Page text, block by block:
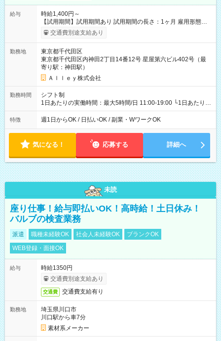
給与
時給1,400円～
【試用期間】試用期間あり 試用期間の長さ：1ヶ月 雇用形態、
給与は本採用時と同じです。
交通費別途支給あり
勤務地
東京都千代田区
東京都千代田区内神田2丁目14番12号 星屋第六ビル402号（最
寄り駅：神田駅）
Ａｌｌｅｙ株式会社
勤務時間
シフト制
1日あたりの実働時間：最大5時間/日 11:00-19:00 └1日あたりの
実働時間：1-5時間 └上記の時間帯内であれば、いつでも勤務可
能！ └平日・土曜日の中で、お好きな曜日でご勤務いただけま
18:00 などのように、自由な働き方が可能なお仕事です！
特徴 週1日からOK / 日払いOK / 副業・WワークOK
気になる！ 応募する 詳細へ
未読
座り仕事！給与即払いOK！高時給！土日休み！
バルブの検査業務
派遣 職種未経験OK 社会人未経験OK
ブランクOK
WEB登録・面接OK
給与
時給1350円
交通費別途支給あり
交通費 交通費支給有り
勤務地
埼玉県川口市
川口駅から車7分
素材系メーカー